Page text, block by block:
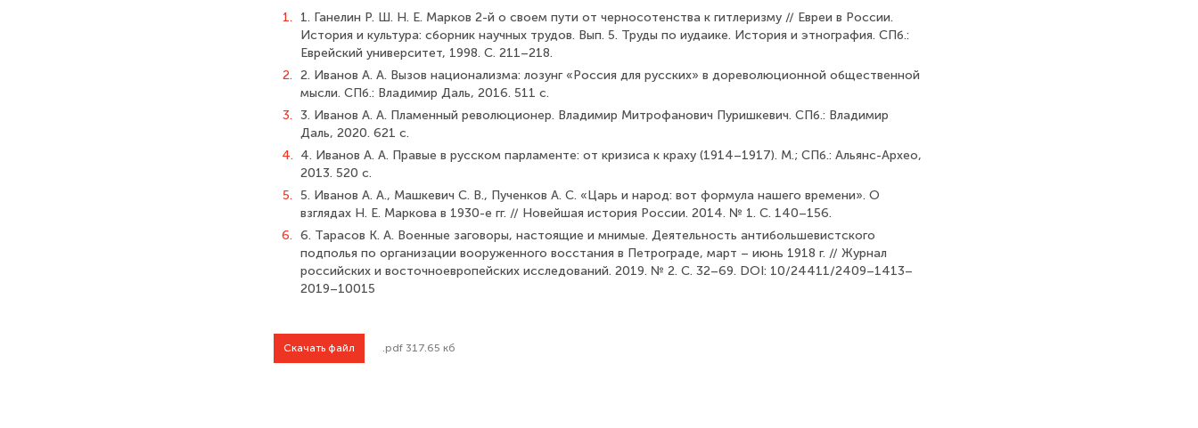
1.
1. Ганелин Р. Ш. Н. Е. Марков 2-й о своем пути от черносотенства к гитлеризму // Евреи в России.
История и культура: сборник научных трудов. Вып. 5. Труды по иудаике. История и этнография. СПб.:
Еврейский университет, 1998. С. 211–218.
2. 2. Иванов А. А. Вызов национализма: лозунг «Россия для русских» в дореволюционной общественной
мысли. СПб.: Владимир Даль, 2016. 511 с.
3. 3. Иванов А. А. Пламенный революционер. Владимир Митрофанович Пуришкевич. СПб.: Владимир
Даль, 2020. 621 с.
4. 4. Иванов А. А. Правые в русском парламенте: от кризиса к краху (1914–1917). М.; СПб.: Альянс-Архео,
2013. 520 с.
5. 5. Иванов А. А., Машкевич С. В., Пученков А. С. «Царь и народ: вот формула нашего времени». О
взглядах Н. Е. Маркова в 1930-е гг. // Новейшая история России. 2014. № 1. С. 140–156.
6. 6. Тарасов К. А. Военные заговоры, настоящие и мнимые. Деятельность антибольшевистского
подполья по организации вооруженного восстания в Петрограде, март – июнь 1918 г. // Журнал
российских и восточноевропейских исследований. 2019. № 2. С. 32–69. DOI: 10/24411/2409–1413–
2019–10015
Скачать файл .pdf 317.65 кб